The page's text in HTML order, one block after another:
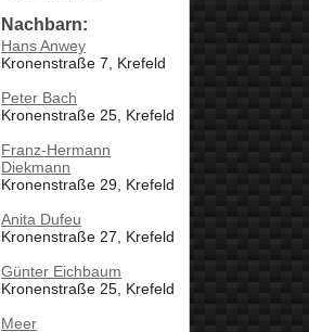
Nachbarn:
Hans Anwey
Kronenstraße 7, Krefeld
Peter Bach
Kronenstraße 25, Krefeld
Franz-Hermann
Diekmann
Kronenstraße 29, Krefeld
Anita Dufeu
Kronenstraße 27, Krefeld
Günter Eichbaum
Kronenstraße 25, Krefeld
Meer